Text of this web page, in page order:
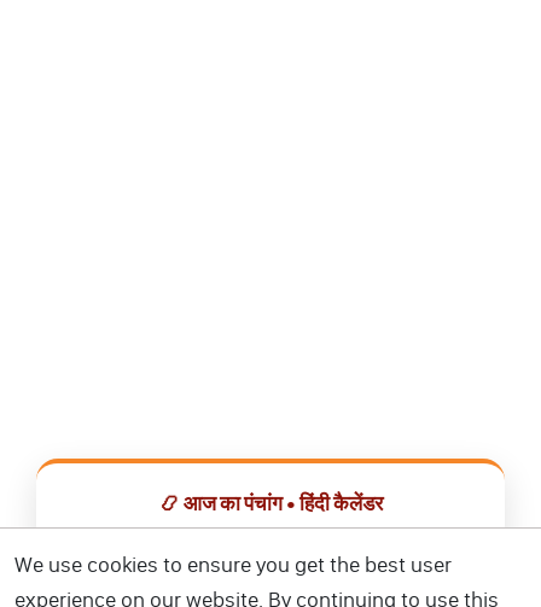
📿 आज का पंचांग • हिंदी कैलेंडर
We use cookies to ensure you get the best user
experience on our website. By continuing to use this